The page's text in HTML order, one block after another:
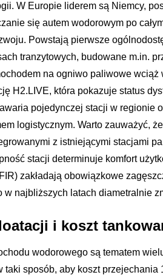
W Europie liderem są Niemcy,
się autem wodorowym po
Powstają pierwsze
tranzytowych, budowane m.in.
na ogniwo paliwowe
H2.LIVE, która pokazuje status
pojedynczej stacji w regionie
logistycznym. Warto zauważyć,
z istniejącymi stacjami
stacji determinuje komfort
zakładają obowiązkowe
w najbliższych latach diametralnie
i koszt
wodorowego są tematem
taki sposób, aby koszt przejechania